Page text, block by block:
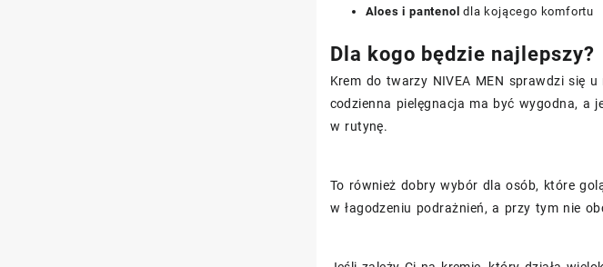
Aloes i pantenol dla kojącego komfortu
Dla kogo będzie najlepszy?
Krem do twarzy NIVEA MEN sprawdzi się
codzienna pielęgnacja ma być wygodna, a
w rutynę.
To również dobry wybór dla osób, które
w łagodzeniu podrażnień, a przy tym nie